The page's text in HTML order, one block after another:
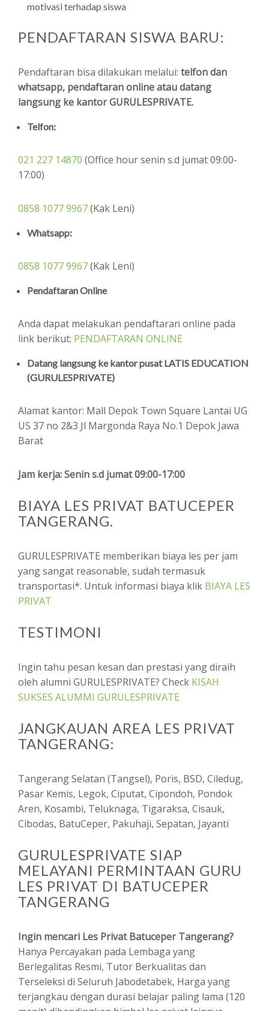
motivasi terhadap siswa
PENDAFTARAN SISWA BARU:
Pendaftaran bisa dilakukan melalui: telfon dan
whatsapp, pendaftaran online atau datang
langsung ke kantor GURULESPRIVATE.
Telfon:
021 227 14870 (Office hour senin s.d jumat 09:00-
17:00)
0858 1077 9967(Kak Leni)
Whatsapp:
0858 1077 9967(Kak Leni)
Pendaftaran Online
Anda dapat melakukan pendaftaran online pada
link berikut: PENDAFTARAN ONLINE
Datang langsung ke kantor pusat LATIS EDUCATION
(GURULESPRIVATE)
Alamat kantor: Mall Depok Town Square Lantai UG
US 37 no 2&3 Jl Margonda Raya No.1 Depok Jawa
Barat
Jam kerja: Senin s.d jumat 09:00-17:00
BIAYA LES PRIVAT BATUCEPER
TANGERANG.
GURULESPRIVATE memberikan biaya les per jam
yang sangat reasonable, sudah termasuk
transportasi*. Untuk informasi biaya klik BIAYA LES
PRIVAT
TESTIMONI
Ingin tahu pesan kesan dan prestasi yang diraih
oleh alumni GURULESPRIVATE? Check KISAH
SUKSES ALUMMI GURULESPRIVATE
JANGKAUAN AREA LES PRIVAT
TANGERANG:
Tangerang Selatan (Tangsel), Poris, BSD, Ciledug,
Pasar Kemis, Legok, Ciputat, Cipondoh, Pondok
Aren, Kosambi, Teluknaga, Tigaraksa, Cisauk,
Cibodas, BatuCeper, Pakuhaji, Sepatan, Jayanti
GURULESPRIVATE SIAP
MELAYANI PERMINTAAN GURU
LES PRIVAT DI BATUCEPER
TANGERANG
Ingin mencari Les Privat Batuceper Tangerang?
Hanya Percayakan pada Lembaga yang
Berlegalitas Resmi, Tutor Berkualitas dan
Terseleksi di Seluruh Jabodetabek, Harga yang
terjangkau dengan durasi belajar paling lama (120